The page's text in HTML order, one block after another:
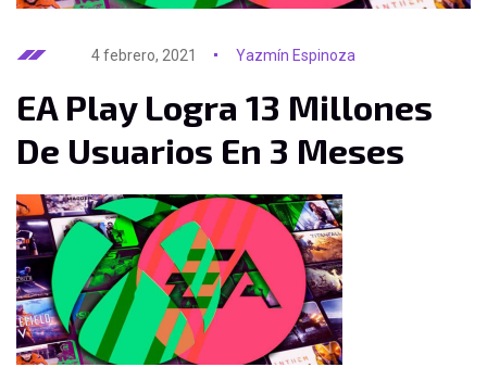
4 febrero, 2021 Yazmín Espinoza
EA Play Logra 13 Millones
De Usuarios En 3 Meses